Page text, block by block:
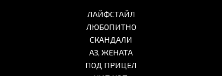
ЛАЙФСТАЙЛ
ЛЮБОПИТНО
СКАНДАЛИ
АЗ, ЖЕНАТА
ПОД ПРИЦЕЛ